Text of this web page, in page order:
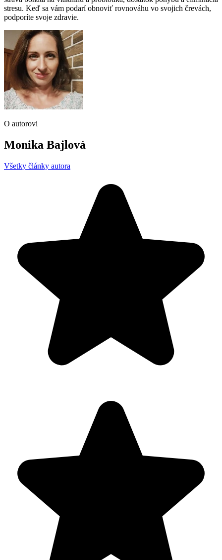
stresu. Keď sa vám podarí obnoviť rovnováhu vo svojich črevách,
podporíte svoje zdravie.
O autorovi
Monika Bajlová
Všetky články autora